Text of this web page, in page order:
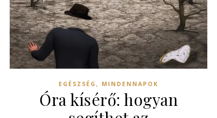
EGÉSZSÉG , MINDENNAPOK
Óra kísérő: hogyan